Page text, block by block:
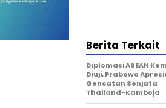
Berita Terkait
Diplomasi ASEAN
Diuji, Prabowo
Gencatan Senjata
Thailand-Kamboja